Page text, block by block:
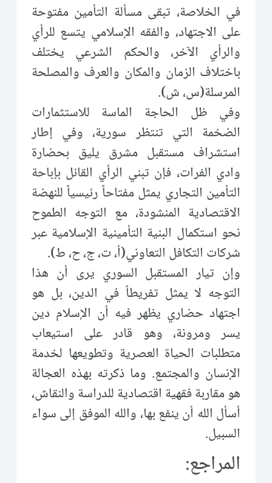
في الخلاصة، تبقى مسألة التأمين مفتوحة
على الاجتهاد، والفقه الإسلامي يتسع للرأي
والرأي الآخر، والحكم الشرعي يختلف
باختلاف الزمان والمكان والعرف والمصلحة
المرسلة(س، ش).
وفي ظل الحاجة الماسة للاستثمارات
الضخمة التي تنتظر سورية، وفي إطار
استشراف مستقبل مشرق يليق بحضارة
وادي الفرات، فإن تبني الرأي القائل بإباحة
التأمين التجاري يمثل مفتاحاً رئيسياً للنهضة
الاقتصادية المنشودة، مع التوجه الطموح
نحو استكمال البنية التأمينية الإسلامية عبر
شركات التكافل التعاوني(أ، ت، ج، ح، ط).
وإن تيار المستقبل السوري يرى أن هذا
التوجه لا يمثل تفريطاً في الدين، بل هو
اجتهاد حضاري يظهر فيه أن الإسلام دين
يسر ومرونة، وهو قادر على استيعاب
متطلبات الحياة العصرية وتطويعها لخدمة
الإنسان والمجتمع. وما ذكرته بهذه العجالة
هو مقاربة فقهية اقتصادية للدراسة والنقاش،
أسأل الله أن ينفع بها، والله الموفق إلى سواء
السبيل.
المراجع: